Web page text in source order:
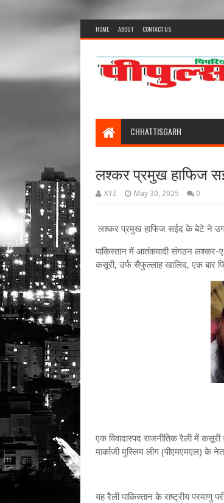
HOME ABOUT CONTACT US
CHHATTISGARH
लश्कर प्रमुख हाफिज
XYZ May 30, 2025 0
लश्कर प्रमुख हाफिज सईद के बेटे ने
पाकिस्तान में आतंकवादी संगठन
कसूरी, उर्फ सैफुल्लाह खालिद, एक बार
एक विवादास्पद राजनीतिक रैली में
मार्काजी मुस्लिम लीग (पीएमएमएल) के
यह रैली पाकिस्तान के राष्ट्रीय